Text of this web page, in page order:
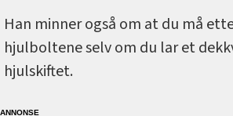
Han minner også om at du må
hjulboltene selv om du lar et
hjulskiftet.